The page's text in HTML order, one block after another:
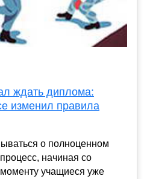
ждать диплома:
изменил правила
о полноценном
начиная со
моменту учащиеся уже